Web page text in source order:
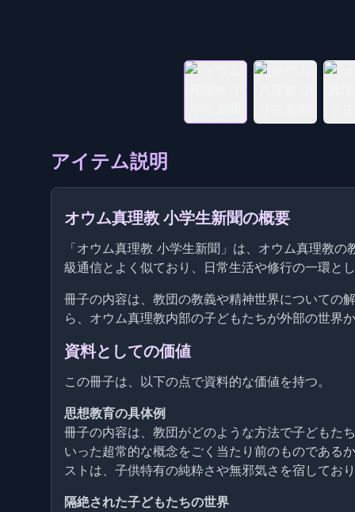
アイテム説明
オウム真理教 小学生新聞の概要
「オウム真理教 小学生新聞」は、オウム真理教
級通信とよく似ており、日常生活や修行の一環と
冊子の内容は、教団の教義や精神世界についての
ら、オウム真理教内部の子どもたちが外部の世界
資料としての価値
この冊子は、以下の点で資料的な価値を持つ。
思想教育の具体例
冊子の内容は、教団がどのような方法で子どもた
いった超常的な概念をごく当たり前のものである
ストは、子供特有の純粋さや無邪気さを宿してお
隔絶された子どもたちの世界